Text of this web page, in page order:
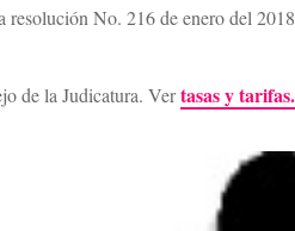
No. 216 de enero del
de la Judicatura. Vertasas y tarifas.